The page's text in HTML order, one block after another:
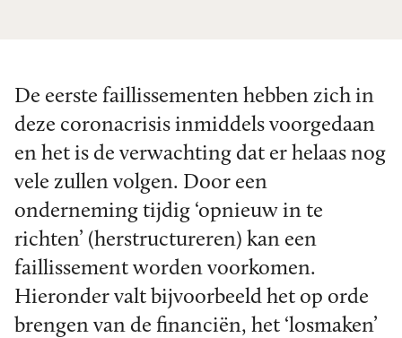
De eerste faillissementen hebben zich in
deze coronacrisis inmiddels voorgedaan
en het is de verwachting dat er helaas nog
vele zullen volgen. Door een
onderneming tijdig ‘opnieuw in te
richten’ (herstructureren) kan een
faillissement worden voorkomen.
Hieronder valt bijvoorbeeld het op orde
brengen van de financiën, het ‘losmaken’